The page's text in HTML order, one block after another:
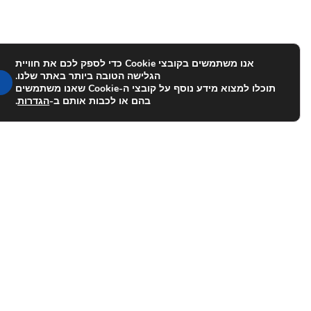
אנו משתמשים בקובצי Cookie כדי לספק לכם את חוויית
הגלישה הטובה ביותר באתר שלנו.
תוכלו למצוא מידע נוסף על קובצי ה-Cookie שאנו משתמשים
בהם או לכבות אותם ב-הגדרות.